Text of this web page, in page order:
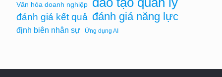
Văn hóa doanh nghiệp
đánh giá kết quả đánh giá năng lực
định biên nhân sự Ứng dụng AI